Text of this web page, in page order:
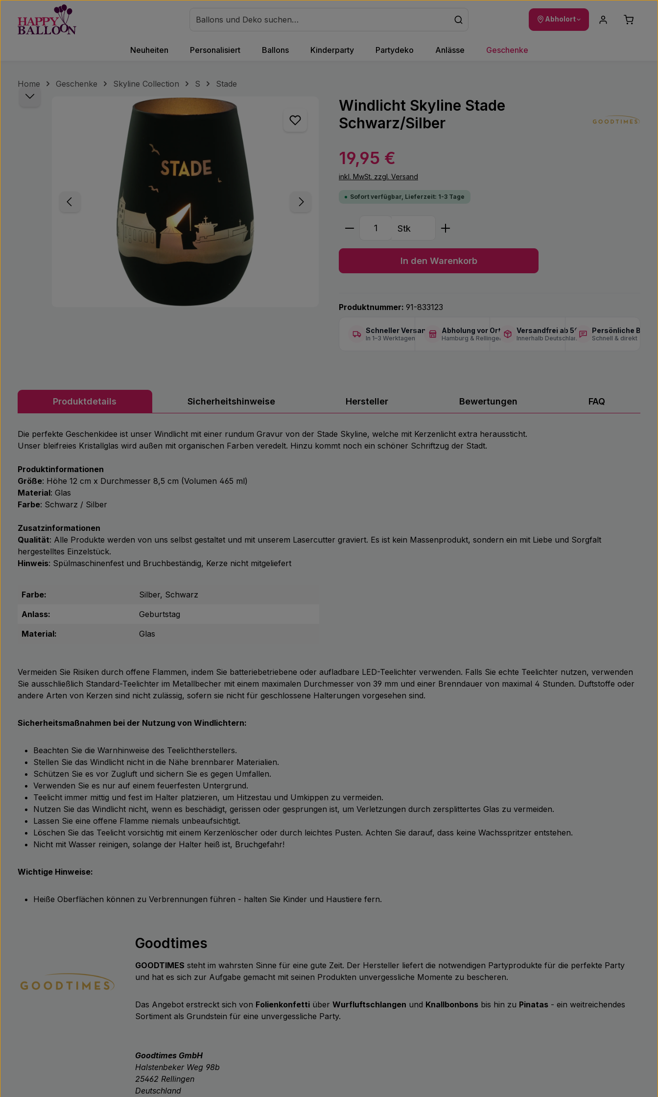
Hauptinhalt springen
Zur Suche springen
Zur Hauptnavigation springen
Abholort
Neuheiten Personalisiert Ballons Kinderparty Partydeko Anlässe Geschenke
Home Geschenke Skyline Collection S
Stade
Bildergalerie überspringen
Windlicht Skyline Stade
Schwarz/Silber
Regulärer Preis:
19,95 €
inkl. MwSt. zzgl. Versand
Sofort verfügbar, Lieferzeit: 1-3 Tage
Produkt Anzahl: Gib den gewünschten Wert ein oder
Stk
In den Warenkorb
Produktnummer: 91-833123
Schneller Versand
In 1–3 Werktagen
Abholung vor Ort
Hamburg & Rellingen
Versandfrei ab 50 €
Innerhalb Deutschlands
Persönliche
Schnell & direkt
Produktdetails Sicherheitshinweise Hersteller Bewertungen FAQ
Die perfekte Geschenkidee ist unser Windlicht mit einer rundum Gravur von der Stade Skyline, welche mit Kerzenlicht extra heraussticht.
Unser bleifreies Kristallglas wird außen mit organischen Farben veredelt. Hinzu kommt noch ein schöner Schriftzug der Stadt.
Produktinformationen
Größe: Höhe 12 cm x Durchmesser 8,5 cm (Volumen 465 ml)
Material: Glas
Farbe: Schwarz / Silber
Zusatzinformationen
Qualität: Alle Produkte werden von uns selbst gestaltet und mit unserem Lasercutter graviert. Es ist kein Massenprodukt, sondern ein mit Liebe und Sorgfalt
hergestelltes Einzelstück.
Hinweis: Spülmaschinenfest und Bruchbeständig, Kerze nicht mitgeliefert
Farbe:
Silber, Schwarz
Anlass:
Geburtstag
Material:
Glas
Vermeiden Sie Risiken durch offene Flammen, indem Sie batteriebetriebene oder aufladbare LED-Teelichter verwenden. Falls Sie echte Teelichter nutzen, verwenden
Sie ausschließlich Standard-Teelichter im Metallbecher mit einem maximalen Durchmesser von 39 mm und einer Brenndauer von maximal 4 Stunden. Duftstoffe oder
andere Arten von Kerzen sind nicht zulässig, sofern sie nicht für geschlossene Halterungen vorgesehen sind.
Sicherheitsmaßnahmen bei der Nutzung von Windlichtern:
Beachten Sie die Warnhinweise des Teelichtherstellers.
Stellen Sie das Windlicht nicht in die Nähe brennbarer Materialien.
Schützen Sie es vor Zugluft und sichern Sie es gegen Umfallen.
Verwenden Sie es nur auf einem feuerfesten Untergrund.
Teelicht immer mittig und fest im Halter platzieren, um Hitzestau und Umkippen zu vermeiden.
Nutzen Sie das Windlicht nicht, wenn es beschädigt, gerissen oder gesprungen ist, um Verletzungen durch zersplittertes Glas zu vermeiden.
Lassen Sie eine offene Flamme niemals unbeaufsichtigt.
Löschen Sie das Teelicht vorsichtig mit einem Kerzenlöscher oder durch leichtes Pusten. Achten Sie darauf, dass keine Wachsspritzer entstehen.
Nicht mit Wasser reinigen, solange der Halter heiß ist, Bruchgefahr!
Wichtige Hinweise:
Heiße Oberflächen können zu Verbrennungen führen - halten Sie Kinder und Haustiere fern.
Goodtimes
GOODTIMES steht im wahrsten Sinne für eine gute Zeit. Der Hersteller liefert die notwendigen Partyprodukte für die perfekte Party
und hat es sich zur Aufgabe gemacht mit seinen Produkten unvergessliche Momente zu bescheren.
Das Angebot erstreckt sich von Folienkonfetti über Wurfluftschlangen und Knallbonbons bis hin zu Pinatas - ein weitreichendes
Sortiment als Grundstein für eine unvergessliche Party.
Goodtimes GmbH
Halstenbeker Weg 98b
25462 Rellingen
Deutschland